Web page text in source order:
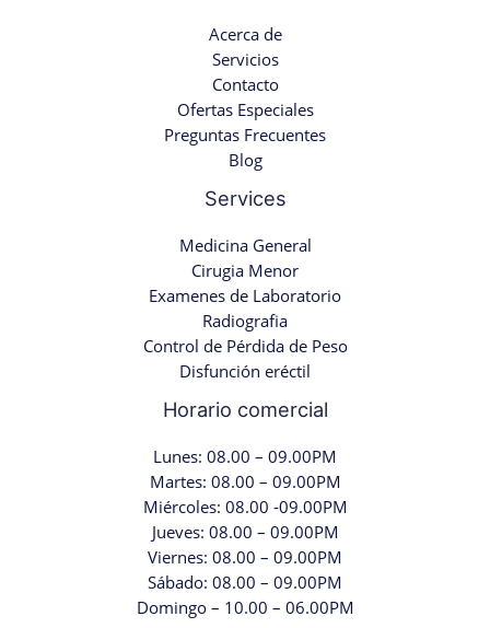
Acerca de
Servicios
Contacto
Ofertas Especiales
Preguntas Frecuentes
Blog
Services
Medicina General
Cirugia Menor
Examenes de Laboratorio
Radiografia
Control de Pérdida de Peso
Disfunción eréctil
Horario comercial
Lunes: 08.00 – 09.00PM
Martes: 08.00 – 09.00PM
Miércoles: 08.00 -09.00PM
Jueves: 08.00 – 09.00PM
Viernes: 08.00 – 09.00PM
Sábado: 08.00 – 09.00PM
Domingo – 10.00 – 06.00PM